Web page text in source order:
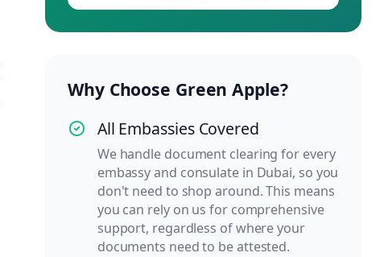
Why Choose Green Apple?
All Embassies Covered
We handle document clearing for every
embassy and consulate in Dubai, so you
don't need to shop around. This means
you can rely on us for comprehensive
support, regardless of where your
documents need to be attested.